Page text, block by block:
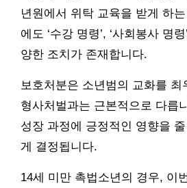
년원에서 위탁 교육을 받게 하
에도 ‘수강 명령’, ‘사회봉사 명
양한 조치가 존재합니다.
보호처분은 소년범의 교화를 최
형사처벌과는 근본적으로 다릅
성장 과정에 긍정적인 영향을
게 결정됩니다.
14세 미만 촉법소년의 경우, 이